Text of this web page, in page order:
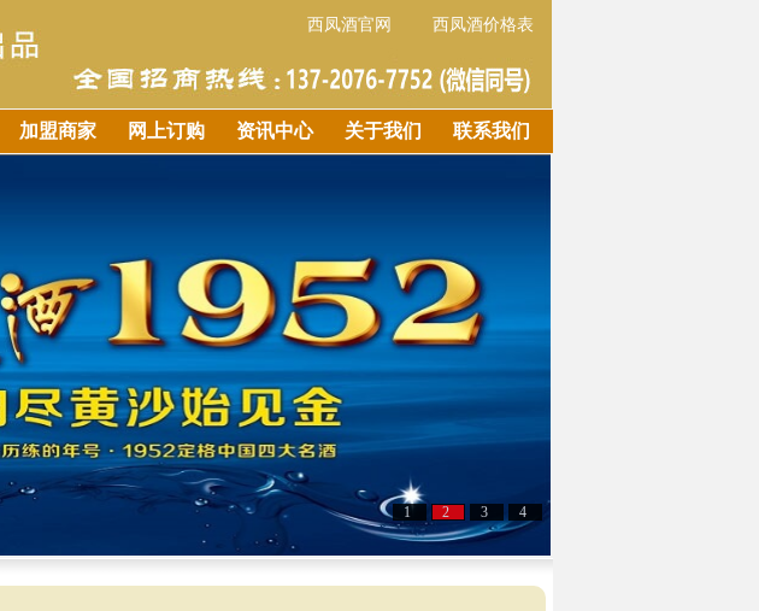
西凤酒官网 西凤酒价格表
加盟商家 网上订购 资讯中心 关于我们 联系我们
1 2 3 4